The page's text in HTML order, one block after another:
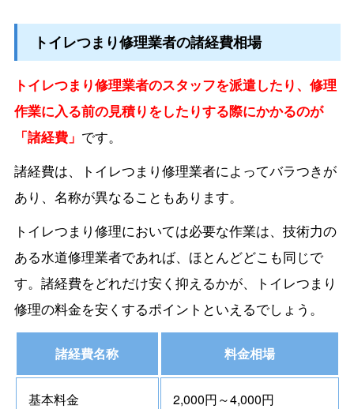
トイレつまり修理業者の諸経費相場
トイレつまり修理業者のスタッフを派遣したり、修理
作業に入る前の見積りをしたりする際にかかるのが
「諸経費」 です。
諸経費は、トイレつまり修理業者によってバラつきが
あり、名称が異なることもあります。
トイレつまり修理においては必要な作業は、技術力の
ある水道修理業者であれば、ほとんどどこも同じで
す。諸経費をどれだけ安く抑えるかが、トイレつまり
修理の料金を安くするポイントといえるでしょう。
諸経費名称 料金相場
基本料金 2,000円～4,000円